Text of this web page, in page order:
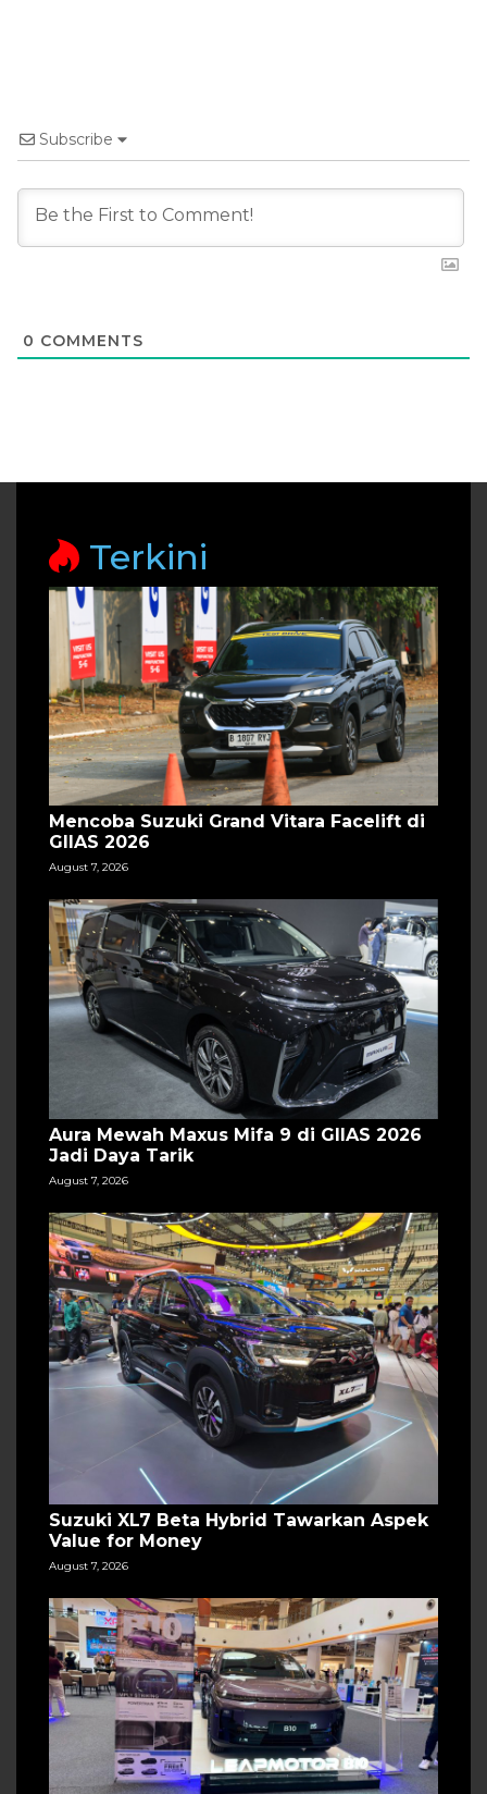
Subscribe
0 COMMENTS
Terkini
Mencoba Suzuki Grand Vitara Facelift di
GIIAS 2026
August 7, 2026
Aura Mewah Maxus Mifa 9 di GIIAS 2026
Jadi Daya Tarik
August 7, 2026
Suzuki XL7 Beta Hybrid Tawarkan Aspek
Value for Money
August 7, 2026